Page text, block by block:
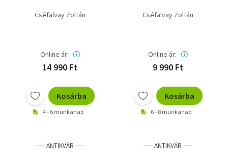
Cséfalvay Zoltán
Online ár:
14 990 Ft
Kosárba
4 - 6 munkanap
Cséfalvay Zoltán
Online ár:
9 990 Ft
Kosárba
6 - 8 munkanap
ANTIKVÁR ANTIKVÁR